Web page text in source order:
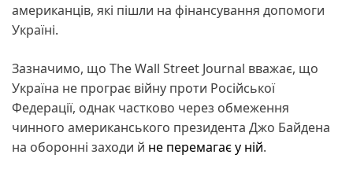
американців, які пішли на фінансування допомоги
Україні.
Зазначимо, що The Wall Street Journal вважає, що
Україна не програє війну проти Російської
Федерації, однак частково через обмеження
чинного американського президента Джо Байдена
на оборонні заходи й не перемагає у ній.